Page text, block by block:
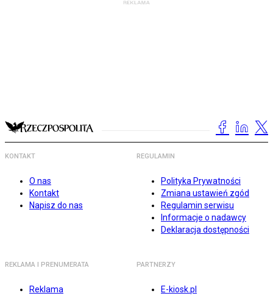
KONTAKT
O nas
Kontakt
Napisz do nas
REGULAMIN
Polityka Prywatności
Zmiana ustawień zgód
Regulamin serwisu
Informacje o nadawcy
Deklaracja dostępności
REKLAMA I PRENUMERATA
Reklama
PARTNERZY
E-kiosk.pl